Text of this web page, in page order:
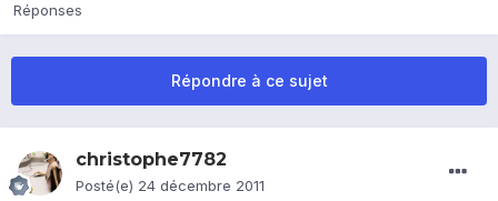
Réponses
Répondre à ce sujet
christophe7782
Posté(e) 24 décembre 2011